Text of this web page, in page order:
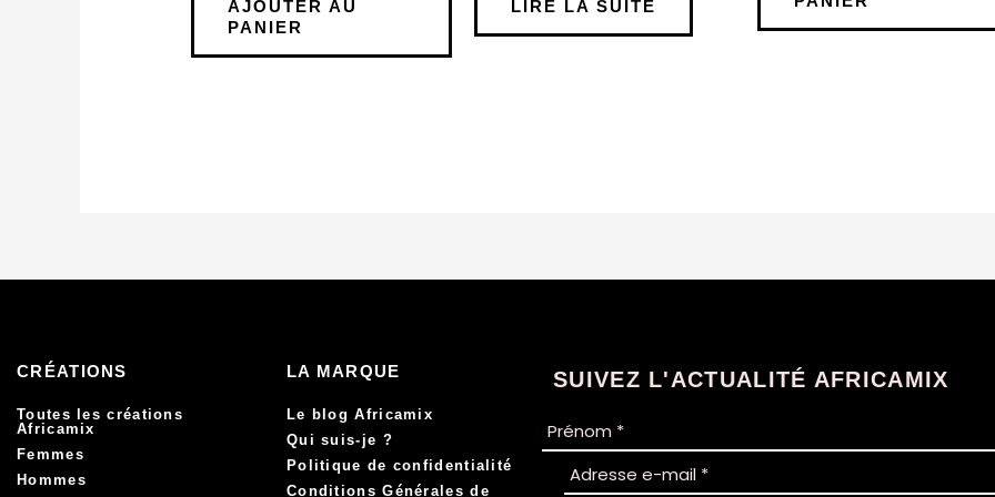
AJOUTER AU
PANIER
LIRE LA SUITE
CRÉATIONS
Toutes les créations
Africamix
Femmes
Hommes
LA MARQUE
Le blog Africamix
Qui suis-je ?
Politique de confidentialité
Conditions Générales de
SUIVEZ L'ACTUALITÉ AFRICAMIX